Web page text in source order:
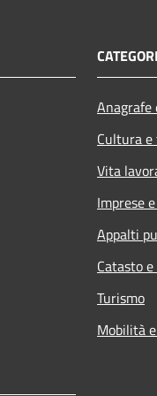
Cultura
Vita
Imprese
Appalti
Catasto
Turismo
Mobilità